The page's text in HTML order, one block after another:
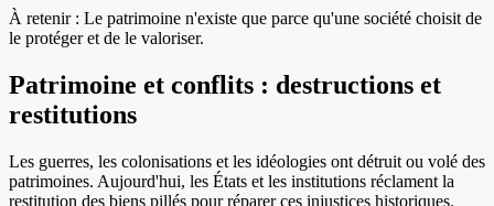
À retenir : Le patrimoine n'existe que parce qu'une société choisit de
le protéger et de le valoriser.
Patrimoine et conflits : destructions et
restitutions
Les guerres, les colonisations et les idéologies ont détruit ou volé des
patrimoines. Aujourd'hui, les États et les institutions réclament la
restitution des biens pillés pour réparer ces injustices historiques.